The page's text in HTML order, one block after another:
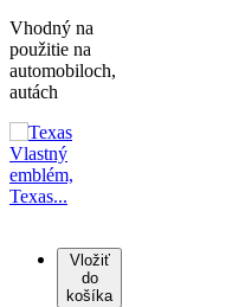
Vhodný na
použitie na
automobiloch,
autách
Vložiť
do
košíka